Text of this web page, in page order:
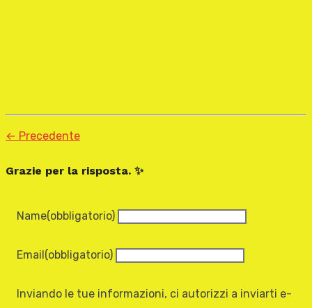
← Precedente
Grazie per la risposta. ✨
Name(obbligatorio)
Email(obbligatorio)
Inviando le tue informazioni, ci autorizzi a inviarti e-